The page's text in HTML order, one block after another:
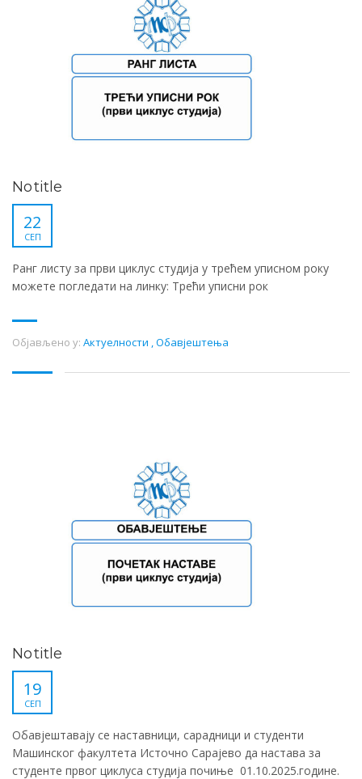
No title
22
СЕП
Ранг листу за први циклус студија у трећем уписном року
можете погледати на линку: Трећи уписни рок
Објављено у: Актуелности ,Обавјештења
No title
19
СЕП
Обавјештавају се наставници, сарадници и студенти
Машинског факултета Источно Сарајево да настава за
студенте првог циклуса студија почиње 01.10.2025.године.